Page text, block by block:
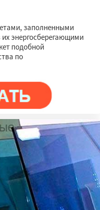
×
заполненными
энергосберегающими
подобной
по
данных